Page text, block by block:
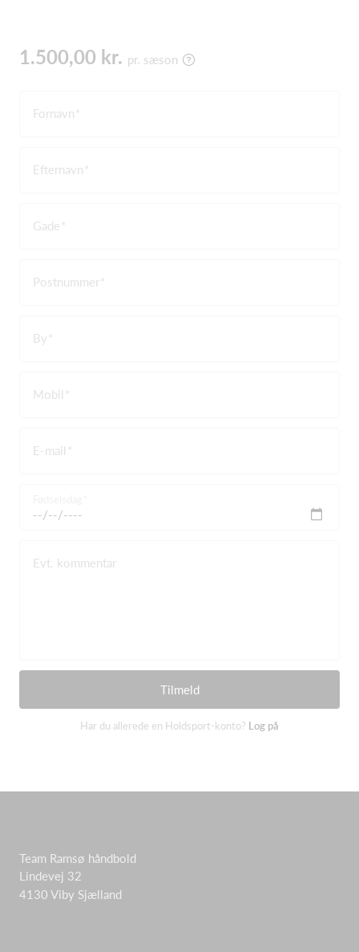
1.500,00 kr. pr. sæson
Fornavn
Efternavn
Gade
Postnummer
By
Mobil
E-mail
Evt. kommentar
Tilmeld
Har du allerede en Holdsport-konto? Log på
Team Ramsø håndbold
Lindevej 32
4130 Viby Sjælland